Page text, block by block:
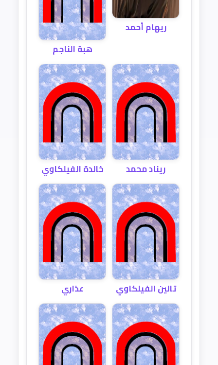
ريهام أحمد
هبة الناجم
ريناد محمد خالدة الفيلكاوي
تالين الفيلكاوي عذاري